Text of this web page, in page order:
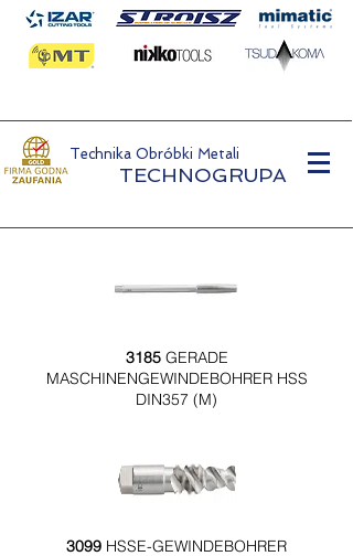
Technika Obróbki Metali
TECHNOGRUPA
3185GERADE
MASCHINENGEWINDEBOHRER HSS
DIN357 (M)
3099 HSSE-GEWINDEBOHRER